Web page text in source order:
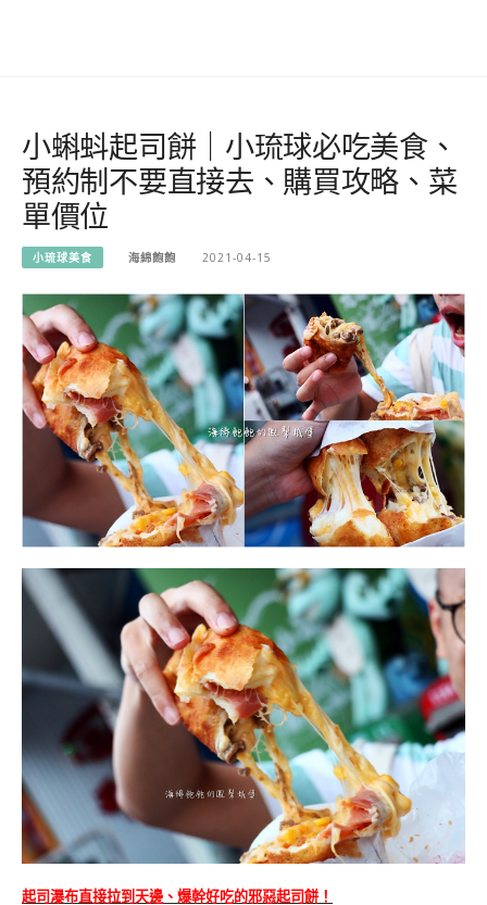
小蝌蚪起司餅｜小琉球必吃美食、
預約制不要直接去、購買攻略、菜
單價位
小琉球美食 海綿飽飽 2021-04-15
起司瀑布直接拉到天邊、爆幹好吃的邪惡起司餅！